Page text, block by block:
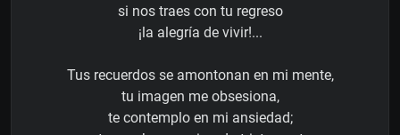
si nos traes con tu regreso
¡la alegría de vivir!...
Tus recuerdos se amontonan en mi mente,
tu imagen me obsesiona,
te contemplo en mi ansiedad;